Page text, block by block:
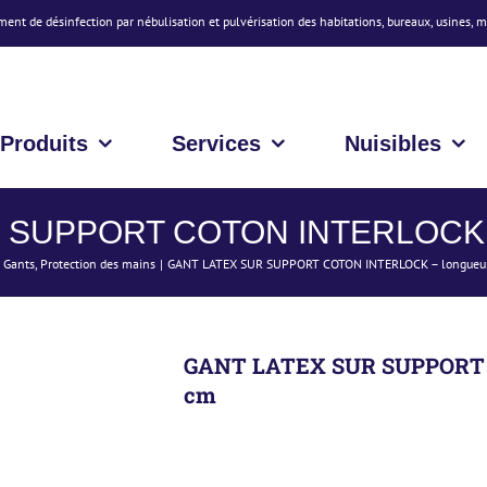
de désinfection par nébulisation et pulvérisation des habitations, bureaux, usines,
Produits Services Nuisibles
COTON
Gants Protection des mains GANT LATEX SUR SUPPORT COTON INTERLOCK –
GANT LATEX SUR
cm